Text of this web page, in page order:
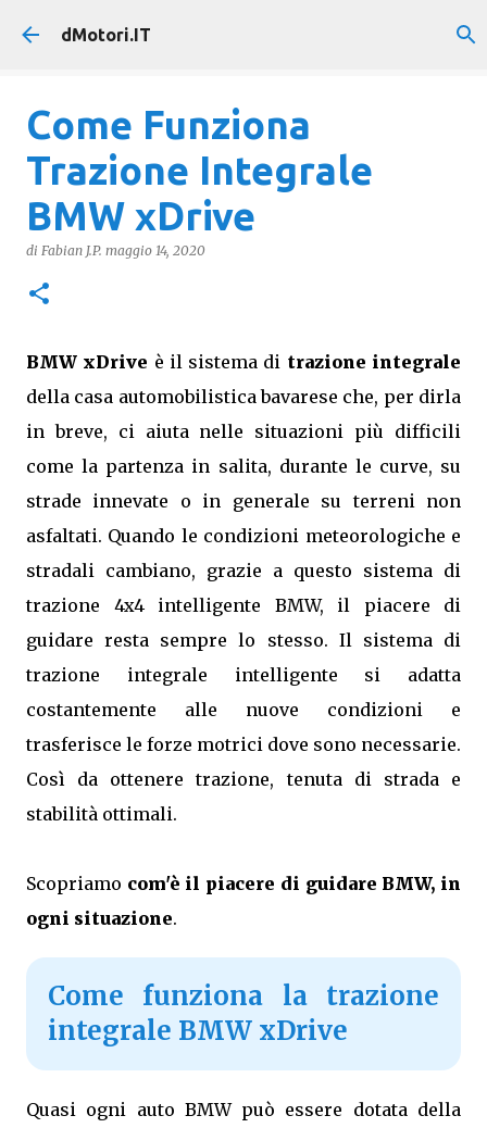
Passa ai contenuti principali
dMotori.IT
Come Funziona
Trazione Integrale
BMW xDrive
di Fabian J.P. maggio 14, 2020
BMW xDrive è il sistema di trazione integrale
della casa automobilistica bavarese che, per dirla
in breve, ci aiuta nelle situazioni più difficili
come la partenza in salita, durante le curve, su
strade innevate o in generale su terreni non
asfaltati. Quando le condizioni meteorologiche e
stradali cambiano, grazie a questo sistema di
trazione 4x4 intelligente BMW, il piacere di
guidare resta sempre lo stesso. Il sistema di
trazione integrale intelligente si adatta
costantemente alle nuove condizioni e
trasferisce le forze motrici dove sono necessarie.
Così da ottenere trazione, tenuta di strada e
stabilità ottimali.
Scopriamo com'è il piacere di guidare BMW, in
ogni situazione.
Come funziona la trazione
integrale BMW xDrive
Quasi ogni auto BMW può essere dotata della